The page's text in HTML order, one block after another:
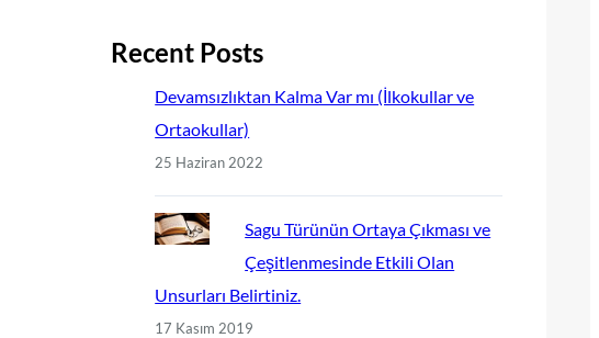
Recent Posts
Devamsızlıktan Kalma Var mı (İlkokullar ve
Ortaokullar)
25 Haziran 2022
Sagu Türünün Ortaya Çıkması ve
Çeşitlenmesinde Etkili Olan
Unsurları Belirtiniz.
17 Kasım 2019